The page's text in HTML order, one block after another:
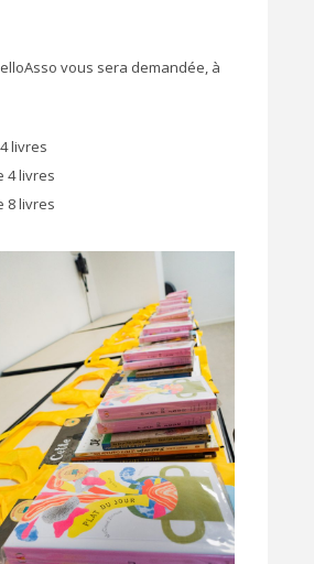
vous sera demandée, à
livres
4 livres
8 livres